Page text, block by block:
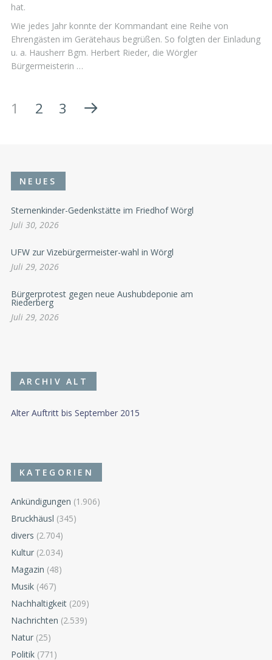
hat.
Wie jedes Jahr konnte der Kommandant eine Reihe von
Ehrengästen im Gerätehaus begrüßen. So folgten der Einladung
u. a. Hausherr Bgm. Herbert Rieder, die Wörgler
Bürgermeisterin …
1 2 3
NEUES
Sternenkinder-Gedenkstätte im Friedhof Wörgl
Juli 30, 2026
UFW zur Vizebürgermeister-wahl in Wörgl
Juli 29, 2026
Bürgerprotest gegen neue Aushubdeponie am
Riederberg
Juli 29, 2026
ARCHIV ALT
Alter Auftritt bis September 2015
KATEGORIEN
Ankündigungen (1.906)
Bruckhäusl (345)
divers (2.704)
Kultur (2.034)
Magazin (48)
Musik (467)
Nachhaltigkeit (209)
Nachrichten (2.539)
Natur (25)
Politik (771)